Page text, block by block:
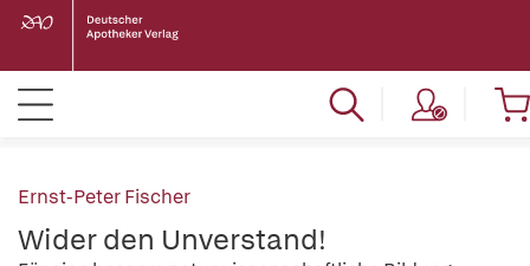
Ernst-Peter Fischer
Wider den Unverstand!